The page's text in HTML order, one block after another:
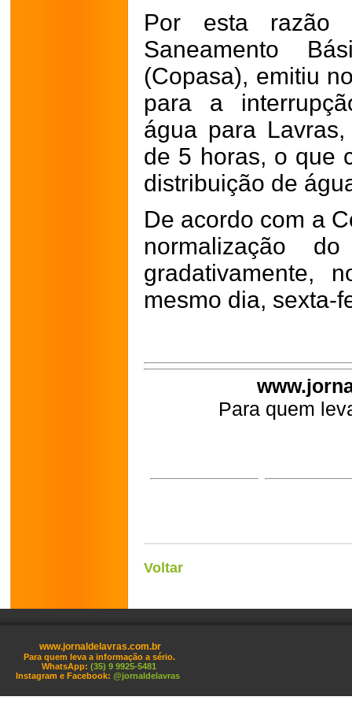
Por esta razão
Saneamento
(Copasa), emitiu
para a
água para
de 5 horas, o que
distribuição de
De acordo com a
normalização
gradativamente,
mesmo dia, sexta-
Para quem
Voltar
www.jornaldelavras.com.br
Para quem leva a informação a sério.
WhatsApp: (35) 9 9925-5481
Instagram e Facebook: @jornaldelavras